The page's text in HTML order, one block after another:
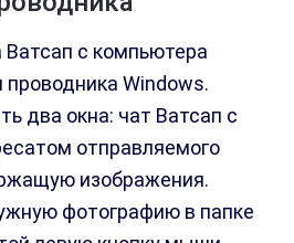
с компьютера
Windows.
два окна: чат Ватсап с
отправляемого
изображения.
фотографию в папке